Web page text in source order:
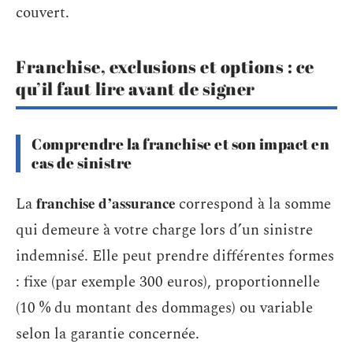
couvert.
Franchise, exclusions et options : ce
qu’il faut lire avant de signer
Comprendre la franchise et son impact en
cas de sinistre
Lafranchise d’assurance correspond à la somme
qui demeure à votre charge lors d’un sinistre
indemnisé. Elle peut prendre différentes formes
: fixe (par exemple 300 euros), proportionnelle
(10 % du montant des dommages) ou variable
selon la garantie concernée.